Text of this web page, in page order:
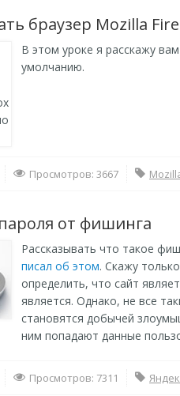
браузер Mozilla
В этом уроке я расскажу
умолчанию.
Просмотров: 3667
от фишинга
Рассказывать что такое
писал об этом. Скажу
определить, что сайт
является. Однако, не все
становятся добычей
ним попадают данные
Просмотров: 7311